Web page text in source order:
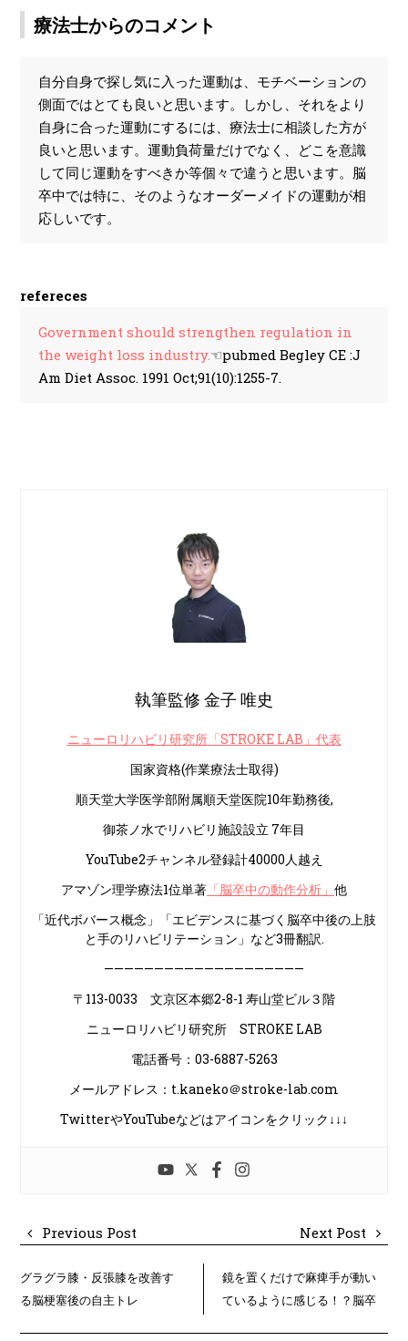
療法士からのコメント
自分自身で探し気に入った運動は、モチベーションの
側面ではとても良いと思います。しかし、それをより
自身に合った運動にするには、療法士に相談した方が
良いと思います。運動負荷量だけでなく、どこを意識
して同じ運動をすべきか等個々で違うと思います。脳
卒中では特に、そのようなオーダーメイドの運動が相
応しいです。
refereces
Government should strengthen regulation in
the weight loss industry.☜pubmed Begley CE :J
Am Diet Assoc. 1991 Oct;91(10):1255-7.
執筆監修 金子 唯史
ニューロリハビリ研究所「STROKE LAB」代表
国家資格(作業療法士取得)
順天堂大学医学部附属順天堂医院10年勤務後,
御茶ノ水でリハビリ施設設立 7年目
YouTube2チャンネル登録計40000人越え
アマゾン理学療法1位単著 「脳卒中の動作分析」 他
「近代ボバース概念」「エビデンスに基づく脳卒中後の上肢
と手のリハビリテーション」など3冊翻訳.
————————————————————
〒113-0033 文京区本郷2-8-1 寿山堂ビル３階
ニューロリハビリ研究所 STROKE LAB
電話番号：03-6887-5263
メールアドレス：t.kaneko＠stroke-lab.com
TwitterやYouTubeなどはアイコンをクリック↓↓↓
Previous Post Next Post
グラグラ膝・反張膝を改善す
る脳梗塞後の自主トレ
鏡を置くだけで麻痺手が動い
ているように感じる！？脳卒